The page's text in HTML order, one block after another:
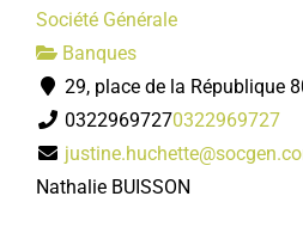
Société Générale
Banques
29, place de la République
03229697270322969727
Nathalie BUISSON